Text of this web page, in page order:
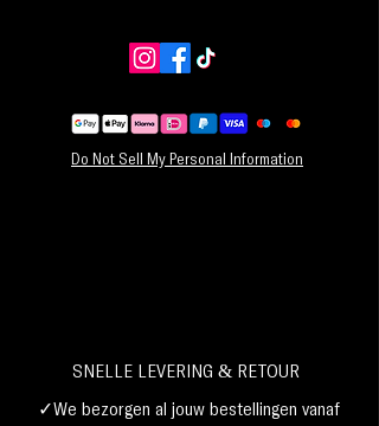
Do Not Sell My Personal Information
SNELLE LEVERING & RETOUR
✓We bezorgen al jouw bestellingen vanaf